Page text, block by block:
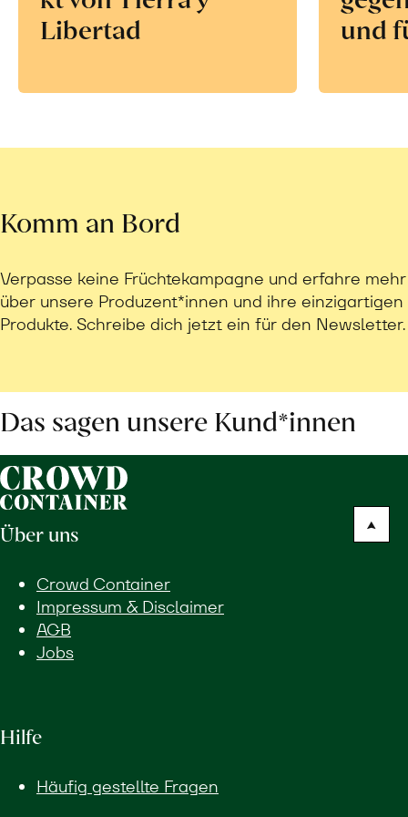
Libertad
und
Komm an Bord
Verpasse keine Früchtekampagne und erfahre mehr
über unsere Produzent*innen und ihre einzigartigen
Produkte. Schreibe dich jetzt ein für den Newsletter.
Das sagen unsere Kund*innen
Über uns
Crowd Container
Impressum & Disclaimer
AGB
Jobs
Hilfe
Häufig gestellte Fragen